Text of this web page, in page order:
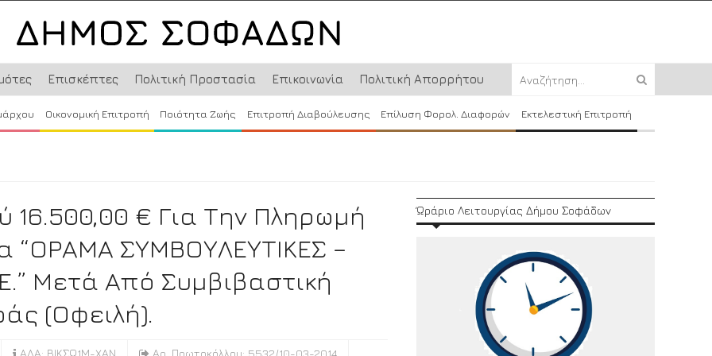
Επισκέπτες Πολιτική Προστασία Επικοινωνία Πολιτική Απορρήτου
Οικονομική Επιτροπή Ποιότητα Ζωής Επιτροπή Διαβούλευσης Επίλυση Φορολ. Διαφορών Εκτελεστική Επιτροπή
€ Για Την Πληρωμή
“ΟΡΑΜΑ ΣΥΜΒΟΥΛΕΥΤΙΚΕΣ –
Μετά Από Συμβιβαστική
(οφειλή).
ΑΔΑ: ΒΙΚΣΩ1Μ-ΧΑΝ Αρ. Πρωτοκόλλου: 5532/10-03-2014
Ώράριο Λειτουργίας Δήμου Σοφάδων